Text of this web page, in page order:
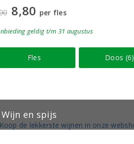
8,80 per fles
geldig t/m 31 augustus
Fles Doos (6)
Wijn en spijs